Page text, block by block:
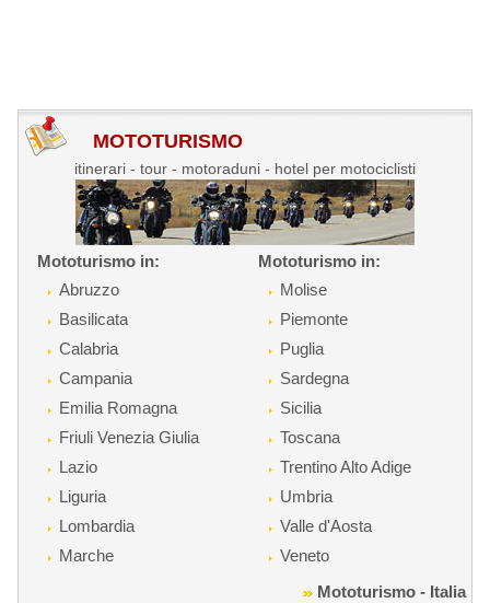
MOTOTURISMO
itinerari - tour - motoraduni - hotel per motociclisti
Mototurismo in:
Abruzzo
Basilicata
Calabria
Campania
Emilia Romagna
Friuli Venezia Giulia
Lazio
Liguria
Lombardia
Marche
Mototurismo in:
Molise
Piemonte
Puglia
Sardegna
Sicilia
Toscana
Trentino Alto Adige
Umbria
Valle d'Aosta
Veneto
Mototurismo - Italia